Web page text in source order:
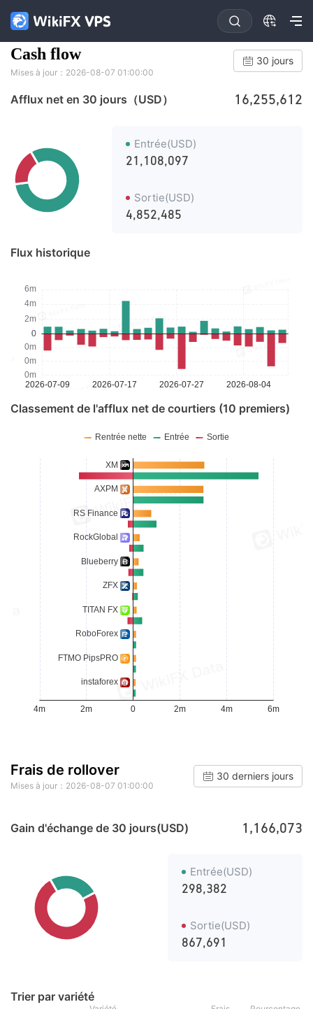
Cash flow
Mises à jour：2026-08-07 01:00:00
30 jours
Afflux net en 30 jours（USD） 16,255,612
Entrée(USD)
21,108,097
Sortie(USD)
4,852,485
Flux historique
Classement de l'afflux net de courtiers (10 premiers)
Frais de rollover
Mises à jour：2026-08-07 01:00:00
30 derniers jours
Gain d'échange de 30 jours(USD) 1,166,073
Entrée(USD)
298,382
Sortie(USD)
867,691
Trier par variété